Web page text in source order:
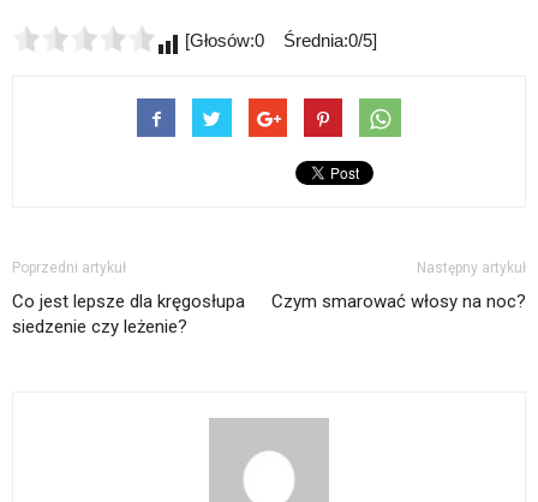
[Głosów:0 Średnia:0/5]
Poprzedni artykuł
Co jest lepsze dla kręgosłupa
siedzenie czy leżenie?
Następny artykuł
Czym smarować włosy na noc?